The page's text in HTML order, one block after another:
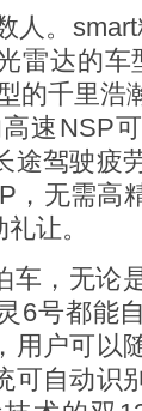
人。
雷达的车
的千里浩
速NSP
途驾驶疲
，无需高
让。
车，无论
6号都能
用户可以
可自动识